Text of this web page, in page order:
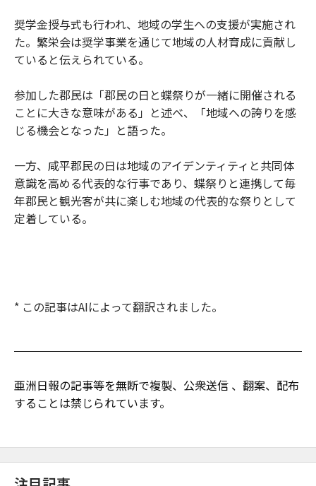
奨学金授与式も行われ、地域の学生への支援が実施され
た。繁栄会は奨学事業を通じて地域の人材育成に貢献し
ていると伝えられている。
参加した郡民は「郡民の日と蝶祭りが一緒に開催される
ことに大きな意味がある」と述べ、「地域への誇りを感
じる機会となった」と語った。
一方、咸平郡民の日は地域のアイデンティティと共同体
意識を高める代表的な行事であり、蝶祭りと連携して毎
年郡民と観光客が共に楽しむ地域の代表的な祭りとして
定着している。
* この記事はAIによって翻訳されました。
亜洲日報の記事等を無断で複製、公衆送信 、翻案、配布
することは禁じられています。